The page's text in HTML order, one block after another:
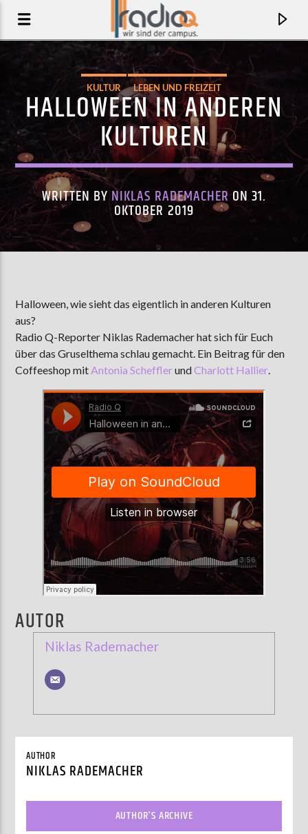
JALEN NGONDA
AKTUELLE SENDUNG
MOEBIUS
00:00 09:00
ZU HÖREN INMünster90,9 MHzSteinfurt103,9 MHz
KULTUR LEBEN UND FREIZEIT
HALLOWEEN IN ANDEREN
KULTUREN
WRITTEN BY NIKLAS RADEMACHERON 31.
OKTOBER 2019
Halloween, wie sieht das eigentlich in anderen Kulturen
aus?
Radio Q-Reporter Niklas Rademacher hat sich für Euch
über das Gruselthema schlau gemacht. Ein Beitrag für den
Coffeeshop mitAntonia SchefflerundCharlott Hallier.
AUTOR
Niklas Rademacher
AUTHOR
NIKLAS RADEMACHER
AUTHOR'S ARCHIVE